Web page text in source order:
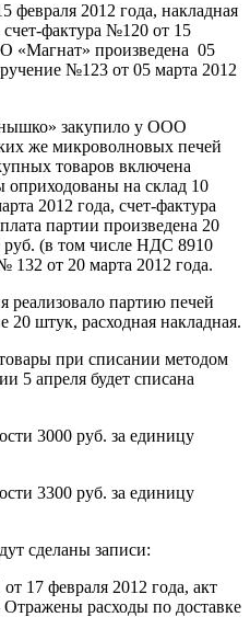
февраля 2012 года, накладная
фактура №120 от 15
«Магнат» произведена 05
№123 от 05 марта 2012
закупило у ООО
же микроволновых печей
товаров включена
оприходованы на склад 10
2012 года, счет-фактура
партии произведена 20
руб. (в том числе НДС 8910
от 20 марта 2012 года.
реализовало партию печей
штук, расходная накладная.
при списании методом
5 апреля будет списана
3000 руб. за единицу
3300 руб. за единицу
сделаны записи:
17 февраля 2012 года, акт
расходы по доставке